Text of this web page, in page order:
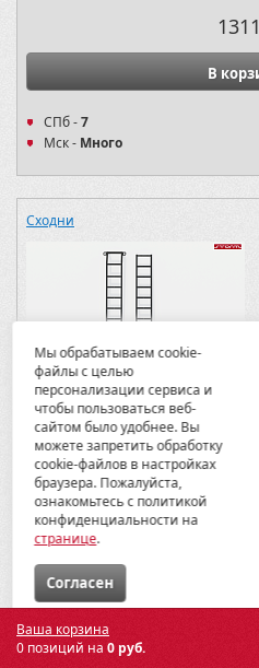
Ваша корзина
0 позиций на 0 руб.
В
СПб -7
Мск - Много
Сходни
Артикул:1534
Материалы:Стальная труба с
Вес:15
Модели:
Outlander G2 Max 500/650/800/
СПб -4
Мы обрабатываем cookie-
файлы с целью
персонализации сервиса и
чтобы пользоваться веб-
сайтом было удобнее. Вы
можете запретить обработку
cookie-файлов в настройках
браузера. Пожалуйста,
ознакомьтесь с политикой
конфиденциальности на
странице.
Cогласен